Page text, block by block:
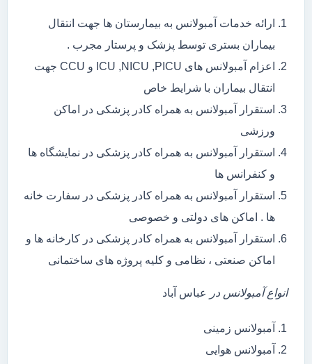
ارائه خدمات آمبولانس به بیمارستان ها جهت انتقال
بیماران بستری توسط پزشک و پرستار مجرب .
اعزام آمبولانس های ICU ,NICU ,PICU و CCU جهت
انتقال بیماران با شرایط خاص
استقرار آمبولانس به همراه کادر پزشکی در اماکن
ورزشی
استقرار آمبولانس به همراه کادر پزشکی در نمایشگاه ها
و کنفرانس ها
استقرار آمبولانس به همراه کادر پزشکی در سفارت خانه
ها . اماکن های دولتی و خصوصی
استقرار آمبولانس به همراه کادر پزشکی در کارخانه ها و
اماکن صنعتی ، نظامی و کلیه پروژه های ساختمانی
انواع آمبولانس در عباس آباد
آمبولانس زمینی
آمبولانس هوایی